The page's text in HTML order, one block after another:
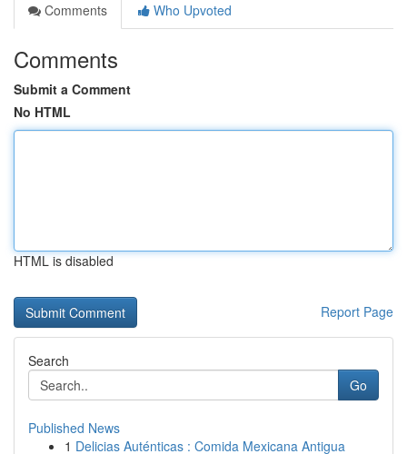
Comments
Who Upvoted
Comments
Submit a Comment
No HTML
HTML is disabled
Report Page
Search
Go
Published News
1 Delicias Auténticas : Comida Mexicana Antigua